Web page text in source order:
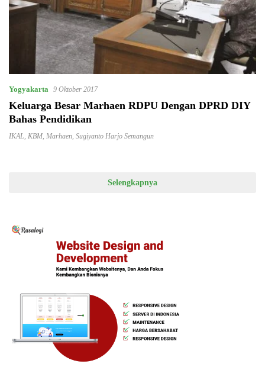
Yogyakarta 9 Oktober 2017
Keluarga Besar Marhaen RDPU Dengan DPRD DIY
Bahas Pendidikan
IKAL KBM Marhaen Sugiyanto Harjo Semangun
Selengkapnya